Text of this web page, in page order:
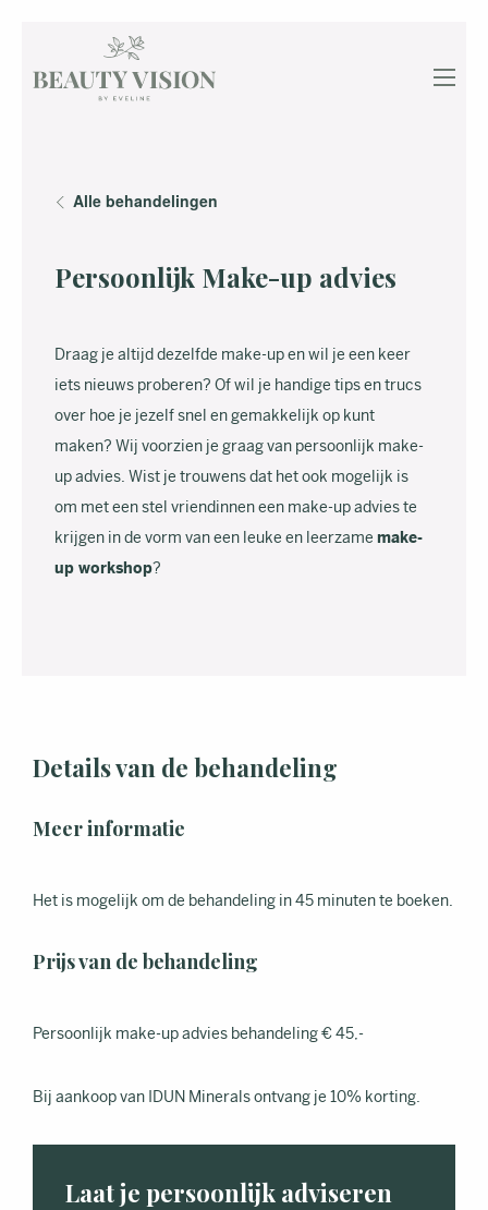
Alle behandelingen
Persoonlijk Make-up advies
Draag je altijd dezelfde make-up en wil je een keer
iets nieuws proberen? Of wil je handige tips en trucs
over hoe je jezelf snel en gemakkelijk op kunt
maken? Wij voorzien je graag van persoonlijk make-
up advies. Wist je trouwens dat het ook mogelijk is
om met een stel vriendinnen een make-up advies te
krijgen in de vorm van een leuke en leerzame make-
up workshop?
Details van de behandeling
Meer informatie
Het is mogelijk om de behandeling in 45 minuten te boeken.
Prijs van de behandeling
Persoonlijk make-up advies behandeling € 45,-
Bij aankoop van IDUN Minerals ontvang je 10% korting.
Laat je persoonlijk adviseren